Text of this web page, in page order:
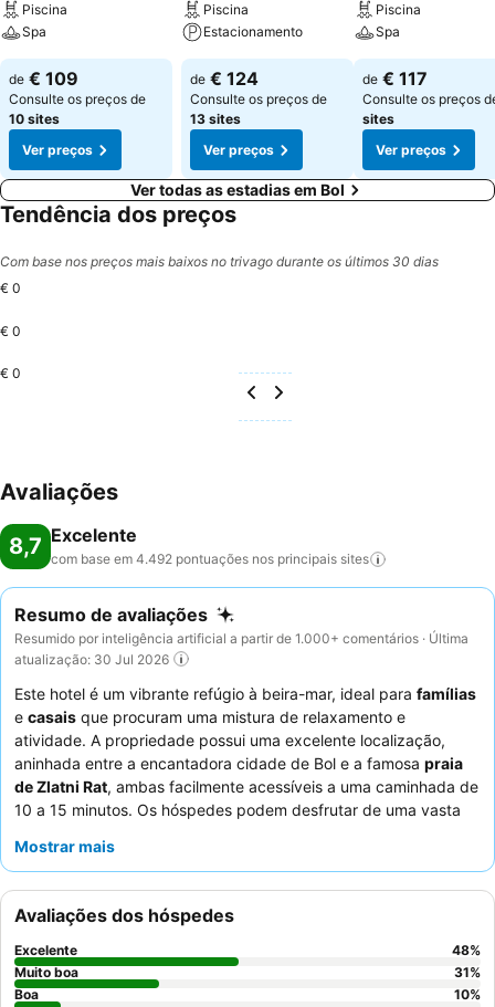
Piscina
Spa
de € 109
Consulte os preços de
10 sites
Ver preços
Piscina
Estacionamento
de € 124
Consulte os preços de
13 sites
Ver preços
Piscina
Spa
de € 117
Consulte os preços
sites
Ver preços
Ver todas as estadias em Bol
Tendência dos preços
Com base nos preços mais baixos no trivago durante os últimos 30 dias
€ 0
€ 0
€ 0
Avaliações
8,7 Excelente
com base em 4.492 pontuações nos principais sites
Resumo de avaliações
Resumido por inteligência artificial a partir de 1.000+ comentários · Última
atualização: 30 Jul 2026
Este hotel é um vibrante refúgio à beira-mar, ideal para famílias
e casais que procuram uma mistura de relaxamento e
atividade. A propriedade possui uma excelente localização,
aninhada entre a encantadora cidade de Bol e a famosa praia
de Zlatni Rat, ambas facilmente acessíveis a uma caminhada de
10 a 15 minutos. Os hóspedes podem desfrutar de uma vasta
um ginásio bem equipado e um
incrivelmente simpáticos, prestativos e profissionais, e as
extensas e variadasseleções de buffet
e jantar. Para uma estadia mais tranquila, escolha um quarto
virado para o jardim.
Mostrar mais
Avaliações dos hóspedes
Excelente 48%
Muito boa
31%
Boa
10%